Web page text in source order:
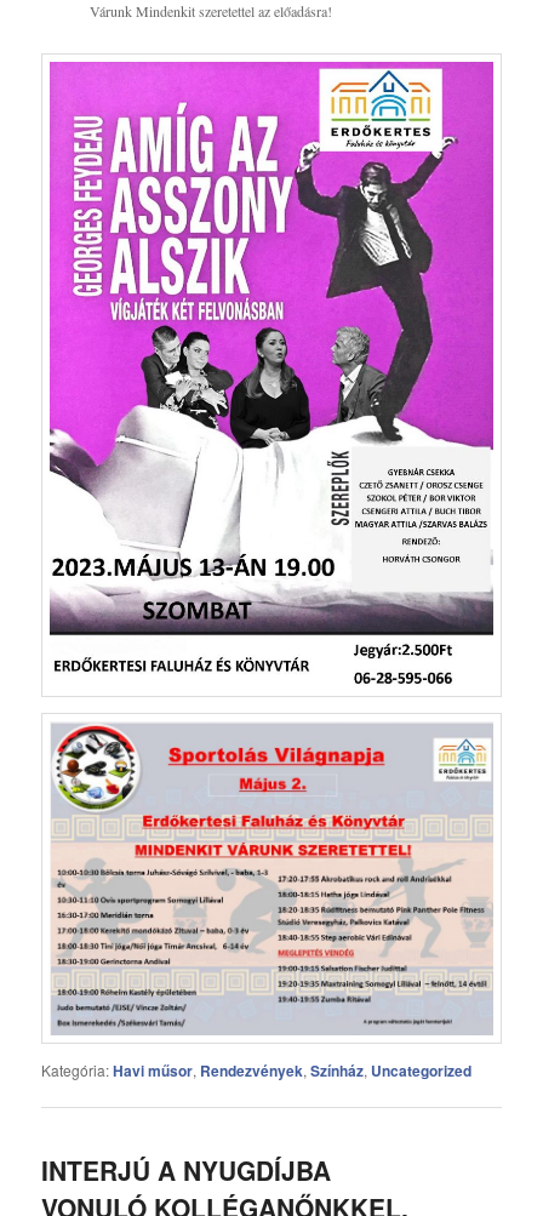
Várunk Mindenkit szeretettel az előadásra!
Kategória:Havi műsor, Rendezvények,Színház, Uncategorized
INTERJÚ A NYUGDÍJBA
VONULÓ KOLLÉGANŐNKKEL.